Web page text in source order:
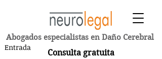
Abogados especialistas en Daño Cerebral
Consulta gratuita
Entrada